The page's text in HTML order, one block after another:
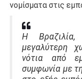
νομίσματα στις
Η
μεγαλύτερη
νότια από
συμφωνία με